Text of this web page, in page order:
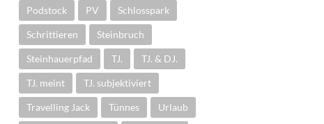
Podstock PV Schlosspark
Schrittieren Steinbruch
Steinhauerpfad TJ. TJ. & DJ.
TJ. meint TJ. subjektiviert
Travelling Jack Tünnes Urlaub